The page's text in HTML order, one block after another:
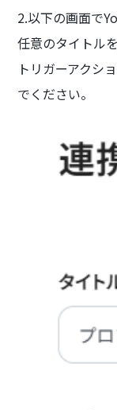
2.以下の画面で
任意のタイトル
トリガーアクシ
でください。